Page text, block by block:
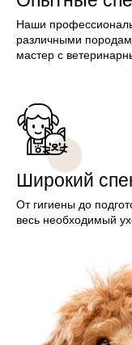
Наши
различными
мастер с
Широкий
От гигиены до
весь необходимый